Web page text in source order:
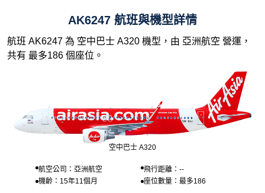
AK6247 航班與機型詳情
航班 AK6247 為 空中巴士 A320 機型，由 亞洲航空 營運，
共有 最多186 個座位。
空中巴士 A320
航空公司：亞洲航空
飛行距離：--
機齡：15年11個月
座位數量：最多186